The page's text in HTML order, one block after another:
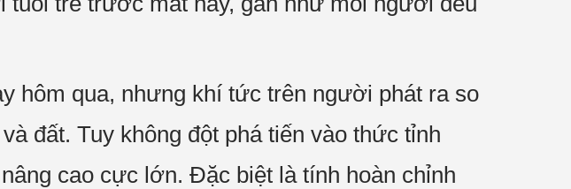
hôm qua, nhưng khí tức trên người phát ra so
đất. Tuy không đột phá tiến vào thức tỉnh
cao cực lớn. Đặc biệt là tính hoàn chỉnh